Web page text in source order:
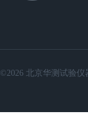
©2026 北京华测试验仪